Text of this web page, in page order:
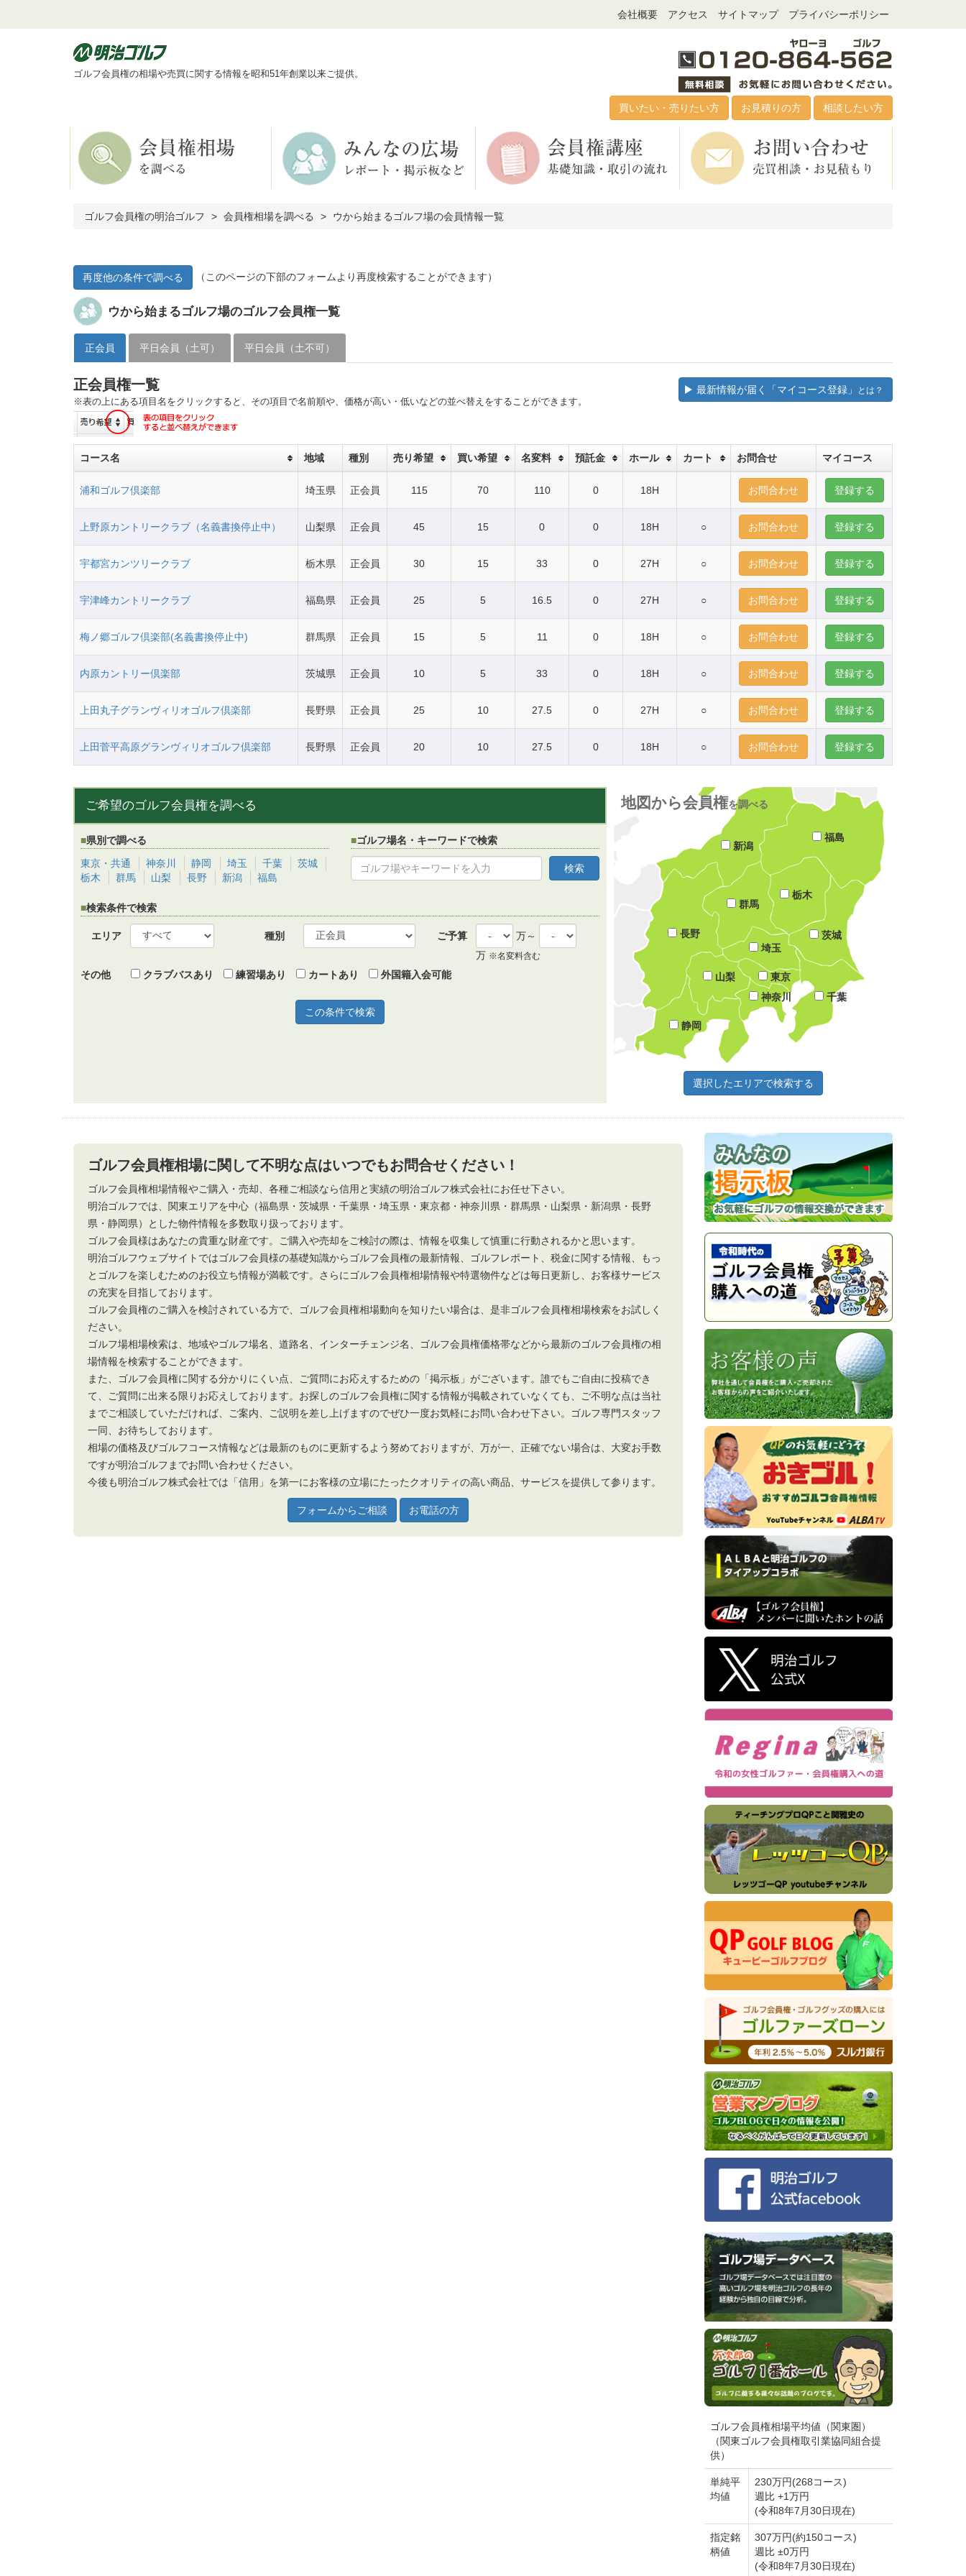
会社概要 アクセス サイトマップ プライバシーポリシー
ゴルフ会員権の相場や売買に関する情報を昭和51年創業以来ご提供。
買いたい・売りたい方 お見積りの方 相談したい方
ゴルフ会員権の明治ゴルフ 会員権相場を調べる ウから始まるゴルフ場の会員情報一覧
再度他の条件で調べる （このページの下部のフォームより再度検索することができます）
ウから始まるゴルフ場のゴルフ会員権一覧
正会員 平日会員（土可） 平日会員（土不可）
正会員権一覧
※表の上にある項目名をクリックすると、その項目で名前順や、価格が高い・低いなどの並べ替えをすることができます。
最新情報が届く「マイコース登録」 とは？
コース名 地域 種別 売り希望 買い希望 名変料 預託金 ホール カート お問合せ マイコース
浦和ゴルフ倶楽部 埼玉県 正会員 115 70 110 0 18H お問合わせ 登録する
上野原カントリークラブ（名義書換停止中） 山梨県 正会員 45 15 0 0 18H ○ お問合わせ 登録する
宇都宮カンツリークラブ 栃木県 正会員 30 15 33 0 27H ○ お問合わせ 登録する
宇津峰カントリークラブ 福島県 正会員 25 5 16.5 0 27H ○ お問合わせ 登録する
梅ノ郷ゴルフ倶楽部(名義書換停止中) 群馬県 正会員 15 5 11 0 18H ○ お問合わせ 登録する
内原カントリー倶楽部 茨城県 正会員 10 5 33 0 18H ○ お問合わせ 登録する
上田丸子グランヴィリオゴルフ倶楽部 長野県 正会員 25 10 27.5 0 27H ○ お問合わせ 登録する
上田菅平高原グランヴィリオゴルフ倶楽部 長野県 正会員 20 10 27.5 0 18H ○ お問合わせ 登録する
ご希望のゴルフ会員権を調べる
県別で調べる
東京・共通
神奈川 静岡 埼玉 千葉
茨城
栃木
群馬 山梨 長野 新潟 福島
ゴルフ場名・キーワードで検索
検索条件で検索
エリア 種別 ご予算
万～
万 ※名変料含む
その他 クラブバスあり 練習場あり カートあり 外国籍入会可能
地図から会員権を調べる
東京
神奈川
静岡
埼玉
千葉
茨城
栃木
群馬
山梨
長野
新潟
福島
ゴルフ会員権相場に関して不明な点はいつでもお問合せください！
ゴルフ会員権相場情報やご購入・売却、各種ご相談なら信用と実績の明治ゴルフ株式会社にお任せ下さい。
明治ゴルフでは、関東エリアを中心（福島県・茨城県・千葉県・埼玉県・東京都・神奈川県・群馬県・山梨県・新潟県・長野
県・静岡県）とした物件情報を多数取り扱っております。
ゴルフ会員様はあなたの貴重な財産です。ご購入や売却をご検討の際は、情報を収集して慎重に行動されるかと思います。
明治ゴルフウェブサイトではゴルフ会員様の基礎知識からゴルフ会員権の最新情報、ゴルフレポート、税金に関する情報、もっ
とゴルフを楽しむためのお役立ち情報が満載です。さらにゴルフ会員権相場情報や特選物件などは毎日更新し、お客様サービス
の充実を目指しております。
ゴルフ会員権のご購入を検討されている方で、ゴルフ会員権相場動向を知りたい場合は、是非ゴルフ会員権相場検索をお試しく
ださい。
ゴルフ場相場検索は、地域やゴルフ場名、道路名、インターチェンジ名、ゴルフ会員権価格帯などから最新のゴルフ会員権の相
場情報を検索することができます。
また、ゴルフ会員権に関する分かりにくい点、ご質問にお応えするための「掲示板」がございます。誰でもご自由に投稿でき
て、ご質問に出来る限りお応えしております。お探しのゴルフ会員権に関する情報が掲載されていなくても、ご不明な点は当社
までご相談していただければ、ご案内、ご説明を差し上げますのでぜひ一度お気軽にお問い合わせ下さい。ゴルフ専門スタッフ
一同、お待ちしております。
相場の価格及びゴルフコース情報などは最新のものに更新するよう努めておりますが、万が一、正確でない場合は、大変お手数
ですが明治ゴルフまでお問い合わせください。
今後も明治ゴルフ株式会社では「信用」を第一にお客様の立場にたったクオリティの高い商品、サービスを提供して参ります。
フォームからご相談 お電話の方
ゴルフ会員権相場平均値（関東圏）
（関東ゴルフ会員権取引業協同組合提
供）
単純平
均値
230万円(268コース)
週比 +1万円
(令和8年7月30日現在)
指定銘
柄値
307万円(約150コース)
週比 ±0万円
(令和8年7月30日現在)